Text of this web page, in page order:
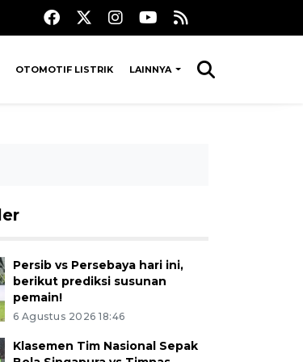
OTOMOTIF LISTRIK LAINNYA
Persib vs Persebaya hari ini,
berikut prediksi susunan
pemain!
6 Agustus 2026 18:46
Klasemen Tim Nasional Sepak